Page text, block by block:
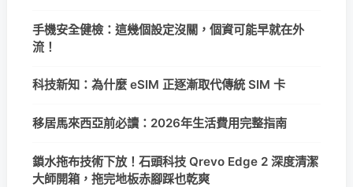
手機安全健檢：這幾個設定沒關，個資可能早就在外
流！
科技新知：為什麼 eSIM 正逐漸取代傳統 SIM 卡
移居馬來西亞前必讀：2026年生活費用完整指南
鎖水拖布技術下放！石頭科技 Qrevo Edge 2 深度清潔
大師開箱，拖完地板赤腳踩也乾爽